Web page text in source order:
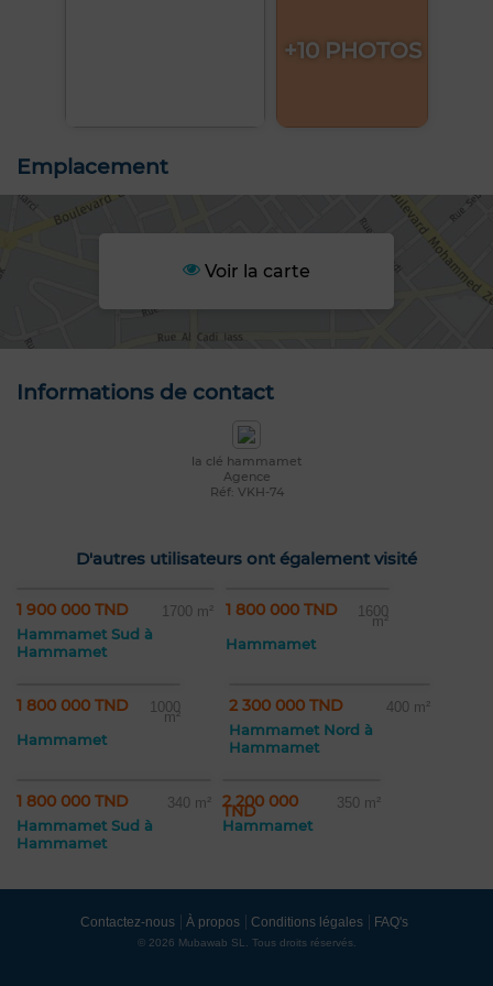
+10 PHOTOS
Emplacement
Voir la carte
Informations de contact
la clé hammamet
Agence
Réf: VKH-74
D'autres utilisateurs ont également visité
1 900 000 TND 1700 m²
Hammamet Sud à
Hammamet
1 800 000 TND 1600
m²
Hammamet
1 800 000 TND 1000
m²
Hammamet
2 300 000 TND 400 m²
Hammamet Nord à
Hammamet
1 800 000 TND 340 m²
Hammamet Sud à
Hammamet
2 200 000
TND 350 m²
Hammamet
Contactez-nous À propos Conditions légales FAQ's
© 2026 Mubawab SL. Tous droits réservés.